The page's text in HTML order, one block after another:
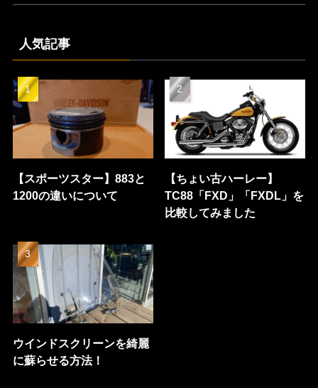
人気記事
【スポーツスター】883と
1200の違いについて
【ちょい古ハーレー】
TC88「FXD」「FXDL」を
比較してみました
ウインドスクリーンを綺麗
に蘇らせる方法！